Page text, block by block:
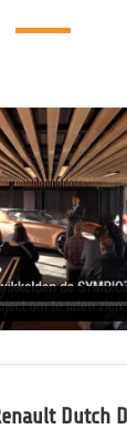
Dutch